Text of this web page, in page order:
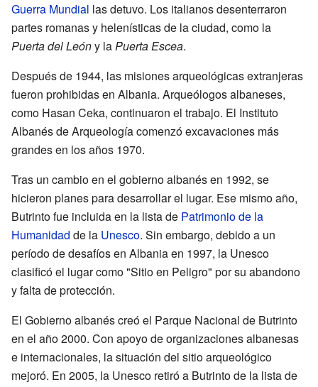
Guerra Mundial las detuvo. Los italianos desenterraron
partes romanas y helenísticas de la ciudad, como la
Puerta del Leóny laPuerta Escea.
Después de 1944, las misiones arqueológicas extranjeras
fueron prohibidas en Albania. Arqueólogos albaneses,
como Hasan Ceka, continuaron el trabajo. El Instituto
Albanés de Arqueología comenzó excavaciones más
grandes en los años 1970.
Tras un cambio en el gobierno albanés en 1992, se
hicieron planes para desarrollar el lugar. Ese mismo año,
Butrinto fue incluida en la lista de Patrimonio de la
Humanidad de la Unesco. Sin embargo, debido a un
período de desafíos en Albania en 1997, la Unesco
clasificó el lugar como "Sitio en Peligro" por su abandono
y falta de protección.
El Gobierno albanés creó el Parque Nacional de Butrinto
en el año 2000. Con apoyo de organizaciones albanesas
e internacionales, la situación del sitio arqueológico
mejoró. En 2005, la Unesco retiró a Butrinto de la lista de